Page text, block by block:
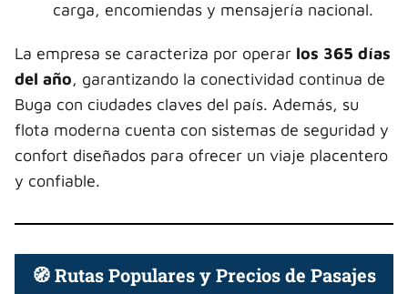
carga, encomiendas y mensajería nacional.
La empresa se caracteriza por operar los 365 días
del año, garantizando la conectividad continua de
Buga con ciudades claves del país. Además, su
flota moderna cuenta con sistemas de seguridad y
confort diseñados para ofrecer un viaje placentero
y confiable.
🧭 Rutas Populares y Precios de Pasajes